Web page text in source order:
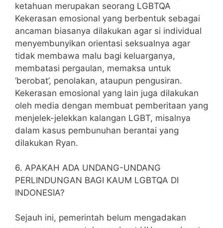
ketahuan merupakan seorang LGBTQA
Kekerasan emosional yang berbentuk sebagai
ancaman biasanya dilakukan agar si individual
menyembunyikan orientasi seksualnya agar
tidak membawa malu bagi keluarganya,
membatasi pergaulan, memaksa untuk
‘berobat’, penolakan, ataupun pengusiran.
Kekerasan emosional yang lain juga dilakukan
oleh media dengan membuat pemberitaan yang
menjelek-jelekkan kalangan LGBT, misalnya
dalam kasus pembunuhan berantai yang
dilakukan Ryan.
6. APAKAH ADA UNDANG-UNDANG
PERLINDUNGAN BAGI KAUM LGBTQA DI
INDONESIA?
Sejauh ini, pemerintah belum mengadakan